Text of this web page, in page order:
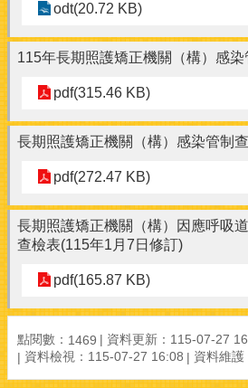
odt(20.72 KB)
115年長期照護矯正機關（構）感
pdf(315.46 KB)
長期照護矯正機關（構）感染管制
pdf(272.47 KB)
長期照護矯正機關（構）因應呼吸
查檢表(115年1月7日修訂)
pdf(165.87 KB)
點閱數： 1469
資料更新：115-07-27
資料檢視：115-07-27 16:08
資料維護